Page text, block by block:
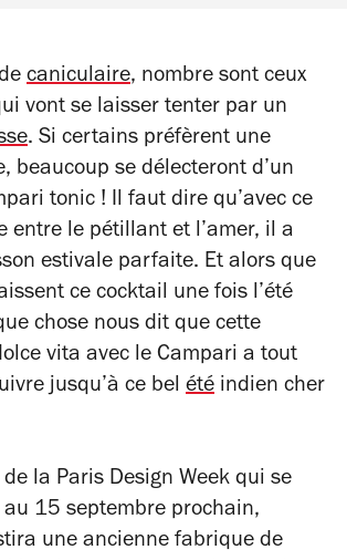
caniculaire, nombre sont ceux
vont se laisser tenter par un
. Si certains préfèrent une
beaucoup se délecteront d’un
tonic ! Il faut dire qu’avec ce
entre le pétillant et l’amer, il a
estivale parfaite. Et alors que
ce cocktail une fois l’été
chose nous dit que cette
vita avec le Campari a tout
jusqu’à ce bel été indien cher
la Paris Design Week qui se
15 septembre prochain,
une ancienne fabrique de